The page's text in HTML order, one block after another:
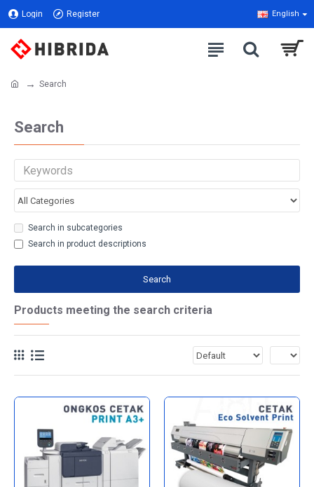
Login Register English
Search
Search
Search in subcategories
Search in product descriptions
Search
Products meeting the search criteria